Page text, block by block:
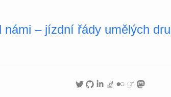
námi – jízdní řády umělých